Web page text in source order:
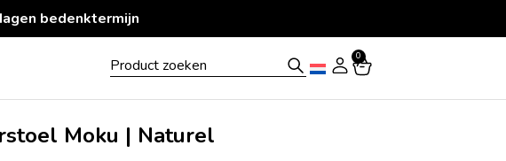
0
Moku | Naturel